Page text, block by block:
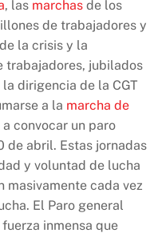
, las marchas de los
de trabajadores y
la crisis y la
trabajadores, jubilados
dirigencia de la CGT
a la marcha de
convocar un paro
de abril. Estas jornadas
y voluntad de lucha
masivamente cada vez
El Paro general
inmensa que